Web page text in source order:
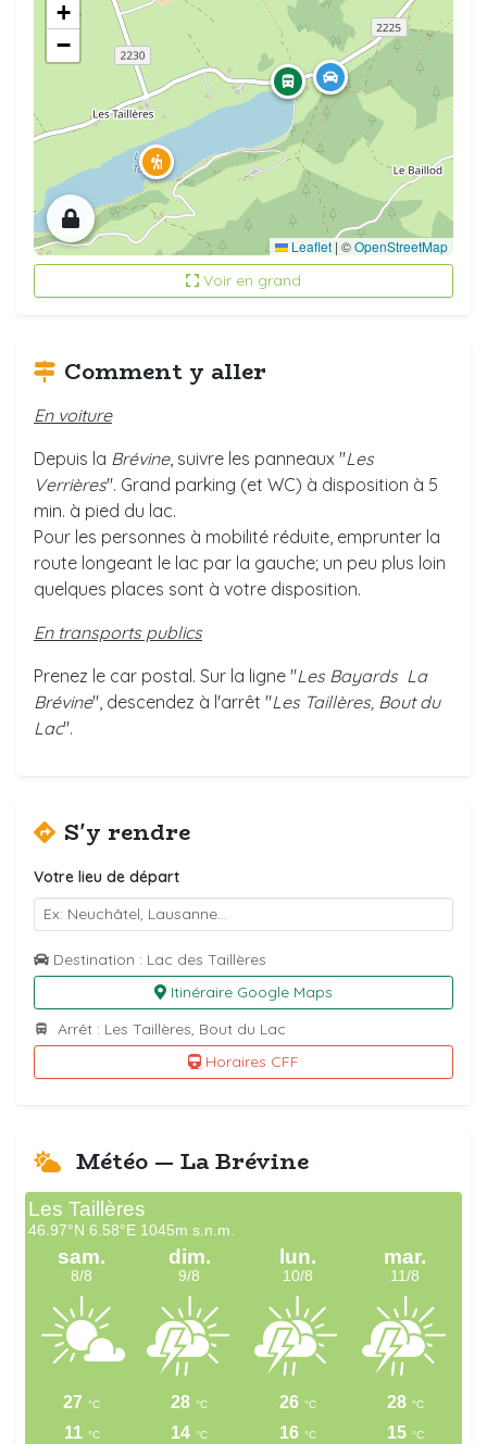
+
−
Leaflet | ©OpenStreetMap
Voir en grand
Comment y aller
En voiture
Depuis la Brévine, suivre les panneaux "Les
Verrières". Grand parking (et WC) à disposition à 5
min. à pied du lac.
Pour les personnes à mobilité réduite, emprunter la
route longeant le lac par la gauche; un peu plus loin
quelques places sont à votre disposition.
En transports publics
Prenez le car postal. Sur la ligne "Les Bayards  La
Brévine", descendez à l'arrêt "Les Taillères, Bout du
Lac".
S'y rendre
Votre lieu de départ
Destination : Lac des Taillères
Itinéraire Google Maps
Arrêt : Les Taillères, Bout du Lac
Horaires CFF
Météo — La Brévine